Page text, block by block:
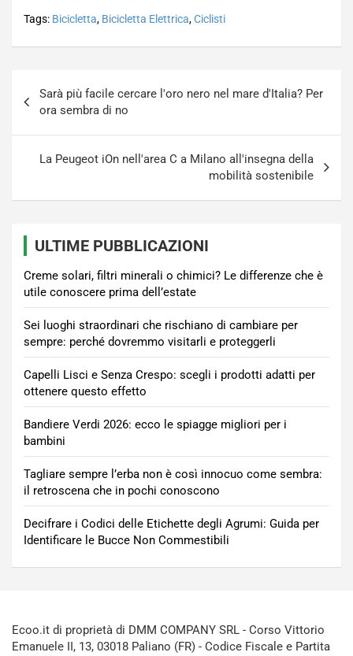
Tags: Bicicletta, Bicicletta Elettrica,Ciclisti
articoli
Sarà più facile cercare l'oro nero nel mare d'Italia? Per
ora sembra di no
La Peugeot iOn nell'area C a Milano all'insegna della
mobilità sostenibile
ULTIME PUBBLICAZIONI
Creme solari, filtri minerali o chimici? Le differenze che è
utile conoscere prima dell’estate
Sei luoghi straordinari che rischiano di cambiare per
sempre: perché dovremmo visitarli e proteggerli
Capelli Lisci e Senza Crespo: scegli i prodotti adatti per
ottenere questo effetto
Bandiere Verdi 2026: ecco le spiagge migliori per i
bambini
Tagliare sempre l’erba non è così innocuo come sembra:
il retroscena che in pochi conoscono
Decifrare i Codici delle Etichette degli Agrumi: Guida per
Identificare le Bucce Non Commestibili
Ecoo.it di proprietà di DMM COMPANY SRL - Corso Vittorio
Emanuele II, 13, 03018 Paliano (FR) - Codice Fiscale e Partita